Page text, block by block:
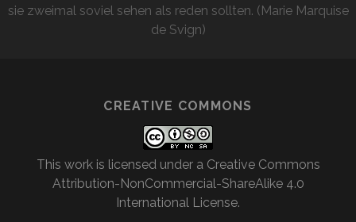
sie zweimal soviel sehen als reden sollten. (Marie Marquise
de Svign)
CREATIVE COMMONS
This work is licensed under a Creative Commons
Attribution-NonCommercial-ShareAlike 4.0
International License.